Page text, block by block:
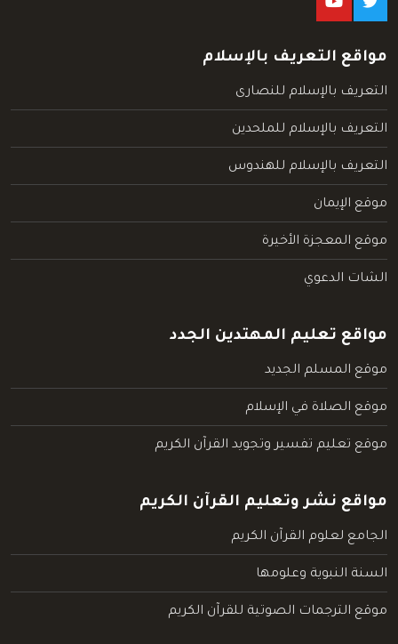
مواقع التعريف بالإسلام
التعريف بالإسلام للنصارى
التعريف بالإسلام للملحدين
التعريف بالإسلام للهندوس
موقع الإيمان
موقع المعجزة الأخيرة
الشات الدعوي
مواقع تعليم المهتدين الجدد
موقع المسلم الجديد
موقع الصلاة في الإسلام
موقع تعليم تفسير وتجويد القرآن الكريم
مواقع نشر وتعليم القرآن الكريم
الجامع لعلوم القرآن الكريم
السنة النبوية وعلومها
موقع الترجمات الصوتية للقرآن الكريم